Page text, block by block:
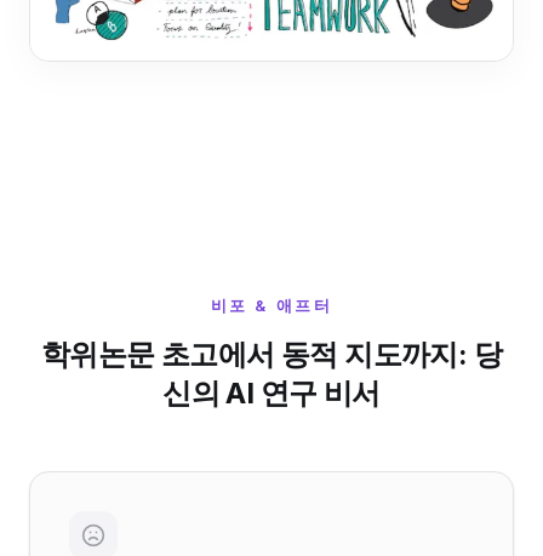
비포 & 애프터
학위논문 초고에서 동적 지도까지: 당
신의 AI 연구 비서